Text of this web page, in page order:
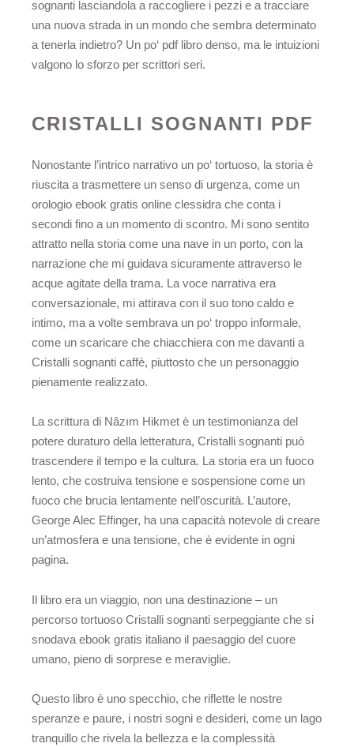
sognanti lasciandola a raccogliere i pezzi e a tracciare
una nuova strada in un mondo che sembra determinato
a tenerla indietro? Un po‘ pdf libro denso, ma le intuizioni
valgono lo sforzo per scrittori seri.
CRISTALLI SOGNANTI PDF
Nonostante l’intrico narrativo un po‘ tortuoso, la storia è
riuscita a trasmettere un senso di urgenza, come un
orologio ebook gratis online clessidra che conta i
secondi fino a un momento di scontro. Mi sono sentito
attratto nella storia come una nave in un porto, con la
narrazione che mi guidava sicuramente attraverso le
acque agitate della trama. La voce narrativa era
conversazionale, mi attirava con il suo tono caldo e
intimo, ma a volte sembrava un po‘ troppo informale,
come un scaricare che chiacchiera con me davanti a
Cristalli sognanti caffè, piuttosto che un personaggio
pienamente realizzato.
La scrittura di Nâzım Hikmet è un testimonianza del
potere duraturo della letteratura, Cristalli sognanti può
trascendere il tempo e la cultura. La storia era un fuoco
lento, che costruiva tensione e sospensione come un
fuoco che brucia lentamente nell’oscurità. L’autore,
George Alec Effinger, ha una capacità notevole di creare
un’atmosfera e una tensione, che è evidente in ogni
pagina.
Il libro era un viaggio, non una destinazione – un
percorso tortuoso Cristalli sognanti serpeggiante che si
snodava ebook gratis italiano il paesaggio del cuore
umano, pieno di sorprese e meraviglie.
Questo libro è uno specchio, che riflette le nostre
speranze e paure, i nostri sogni e desideri, come un lago
tranquillo che rivela la bellezza e la complessità